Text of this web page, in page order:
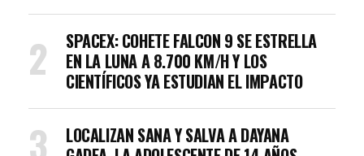
SPACEX: COHETE FALCON 9 SE ESTRELLA
EN LA LUNA A 8.700 KM/H Y LOS
CIENTÍFICOS YA ESTUDIAN EL IMPACTO
LOCALIZAN SANA Y SALVA A DAYANA